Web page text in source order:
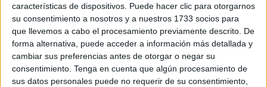
características de dispositivos. Puede hacer clic para otorgarnos
su consentimiento a nosotros y a nuestros 1733 socios para
que llevemos a cabo el procesamiento previamente descrito. De
forma alternativa, puede acceder a información más detallada y
cambiar sus preferencias antes de otorgar o negar su
consentimiento. Tenga en cuenta que algún procesamiento de
sus datos personales puede no requerir de su consentimiento,
negativo, por lo que para sus seguidores ha hecho una
tanda de preguntas, siendo las primeras respuestas de los
que piensan que nadie debe operarse de estética, algo
con lo que no ha estado muy de acuerdo Blanca; en
segundo lugar han estado los que en su mayoría dicen